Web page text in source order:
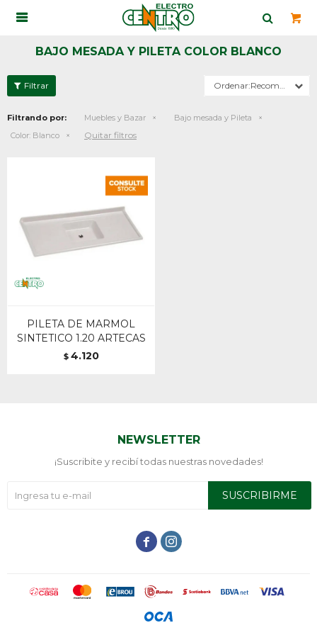

BAJO MESADA Y PILETA COLOR BLANCO
Recomendados
Filtrando por: Muebles y Bazar
Bajo mesada y Pileta
Color: Blanco Quitar filtros
PILETA DE MARMOL
SINTETICO 1.20 ARTECAS
$ 4.120
NEWSLETTER
¡Suscribite y recibí todas nuestras novedades!
SUSCRIBIRME
 